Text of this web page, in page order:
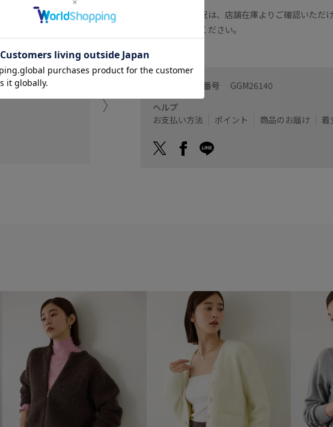
地です。
身長156cm、Fサイズ着用。
ローゲージでリラックス感のあるデザイン。
リネン素材なのでドライタッチで肌離れ良くさらりとした着
Vネックは開きすぎず顔まわりすっきりとした印象です！
KAO (156cm)
※商品の入荷状況は、店舗在庫よりご確認いただ
でお問い合わせください。
お問い合わせ番号 GGM26140
ヘルプ
お支払い方法
ポイント 商品のお届け 着